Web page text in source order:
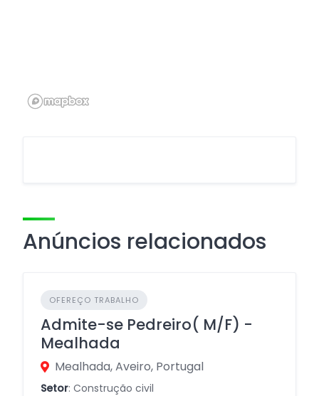
Anúncios relacionados
OFEREÇO TRABALHO
Admite-se Pedreiro( M/F) -
Mealhada
Mealhada, Aveiro, Portugal
Setor: Construção civil